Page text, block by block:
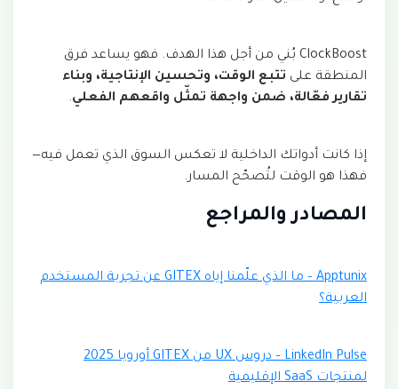
ClockBoost بُني من أجل هذا الهدف. فهو يساعد فرق
المنطقة على تتبع الوقت، وتحسين الإنتاجية، وبناء
تقارير فعّالة، ضمن واجهة تمثّل واقعهم الفعلي.
إذا كانت أدواتك الداخلية لا تعكس السوق الذي تعمل فيه—
فهذا هو الوقت لتُصحّح المسار.
المصادر والمراجع
Apptunix – ما الذي علّمنا إياه GITEX عن تجربة المستخدم
العربية؟
LinkedIn Pulse – دروس UX من GITEX أوروبا 2025
لمنتجات SaaS الإقليمية